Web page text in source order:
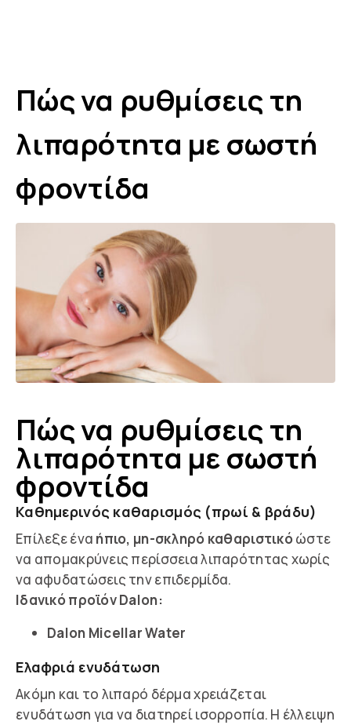
Πώς να ρυθμίσεις τη
λιπαρότητα με σωστή
φροντίδα
Πώς να ρυθμίσεις τη
λιπαρότητα με σωστή
φροντίδα
Καθημερινός καθαρισμός (πρωί & βράδυ)
Επίλεξε ένα ήπιο, μη-σκληρό καθαριστικό ώστε
να απομακρύνεις περίσσεια λιπαρότητας χωρίς
να αφυδατώσεις την επιδερμίδα.
Ιδανικό προϊόν Dalon:
Dalon Micellar Water
Ελαφριά ενυδάτωση
Ακόμη και το λιπαρό δέρμα χρειάζεται
ενυδάτωση για να διατηρεί ισορροπία. Η έλλειψη